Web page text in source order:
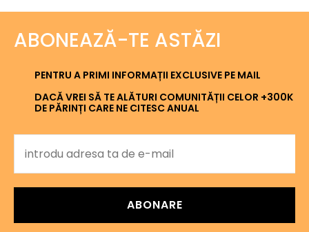
ABONEAZĂ-TE ASTĂZI
PENTRU A PRIMI INFORMAȚII EXCLUSIVE PE MAIL
DACĂ VREI SĂ TE ALĂTURI COMUNITĂȚII CELOR +300K
DE PĂRINȚI CARE NE CITESC ANUAL
ABONARE